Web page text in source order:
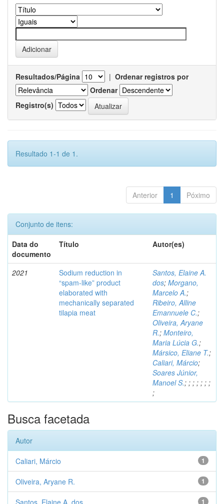
Resultados/Página | Ordenar registros por
Ordenar
Registro(s)
Resultado 1-1 de 1.
Anterior 1 Póximo
Conjunto de itens:
Data do
documento
Título Autor(es)
2021
Sodium reduction in
“spam-like” product
elaborated with
mechanically separated
tilapia meat
Santos, Elaine A.
dos; Morgano,
Marcelo A.;
Ribeiro, Alline
Emannuele C.;
Oliveira, Aryane
R.; Monteiro,
Maria Lúcia G.;
Mársico, Eliane T.;
Caliari, Márcio;
Soares Júnior,
Manoel S.; ; ; ; ; ; ;
;
Busca facetada
Autor
1
Caliari, Márcio
1
Oliveira, Aryane R.
1